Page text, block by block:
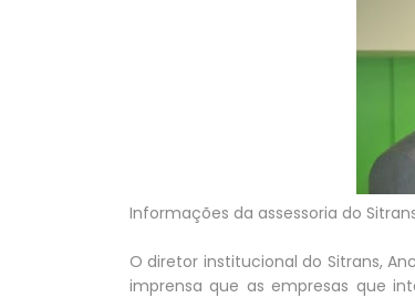
Informações da assessoria do
O diretor institucional do Sitrans,
imprensa que as empresas que